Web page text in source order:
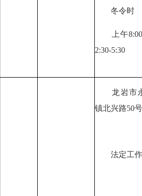
冬令时
上午8:00-
2:30-5:30
龙岩市永
镇北兴路50号
法定工作